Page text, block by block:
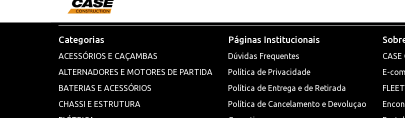
Categorias
ACESSÓRIOS E CAÇAMBAS
ALTERNADORES E MOTORES DE PARTIDA
BATERIAS E ACESSÓRIOS
CHASSI E ESTRUTURA
Páginas Institucionais
Dúvidas Frequentes
Política de Privacidade
Política de Entrega e de Retirada
Política de Cancelamento e Devoluçao
E-